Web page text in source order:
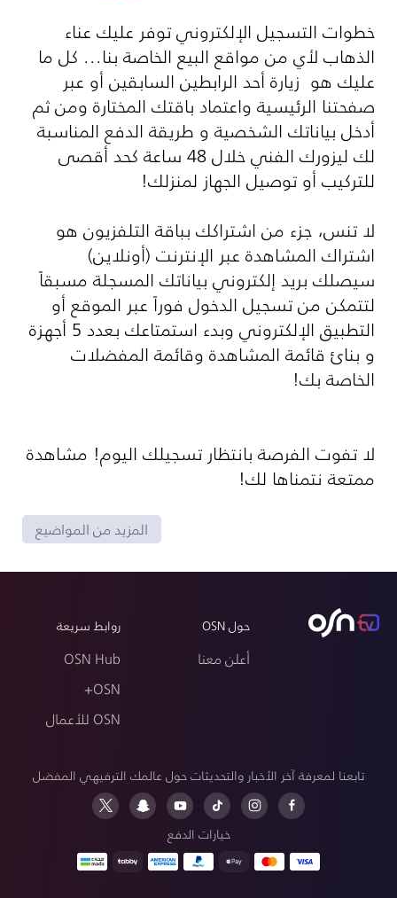
خطوات التسجيل الإلكتروني توفر عليك عناء
الذهاب لأي من مواقع البيع الخاصة بنا... كل ما
عليك هو زيارة أحد الرابطين السابقين أو عبر
صفحتنا الرئيسية واعتماد باقتك المختارة ومن ثم
أدخل بياناتك الشخصية و طريقة الدفع المناسبة
لك ليزورك الفني خلال 48 ساعة كحد أقصى
للتركيب أو توصيل الجهاز لمنزلك!
لا تنس، جزء من اشتراكك بباقة التلفزيون هو
اشتراك المشاهدة عبر الإنترنت (أونلاين)
سيصلك بريد إلكتروني بياناتك المسجلة مسبقاً
لتتمكن من تسجيل الدخول فوراً عبر الموقع أو
التطبيق الإلكتروني وبدء استمتاعك بعدد 5 أجهزة
و بنائ قائمة المشاهدة وقائمة المفضلات
الخاصة بك!
لا تفوت الفرصة بانتظار تسجيلك اليوم! مشاهدة
ممتعة نتمناها لك!
المزيد من المواضيع
حول OSN
أعلن معنا
روابط سريعة
OSN Hub
OSN+
OSN للأعمال
تابعنا لمعرفة آخر الأخبار والتحديثات حول عالمك الترفيهي المفضل
خيارات الدفع